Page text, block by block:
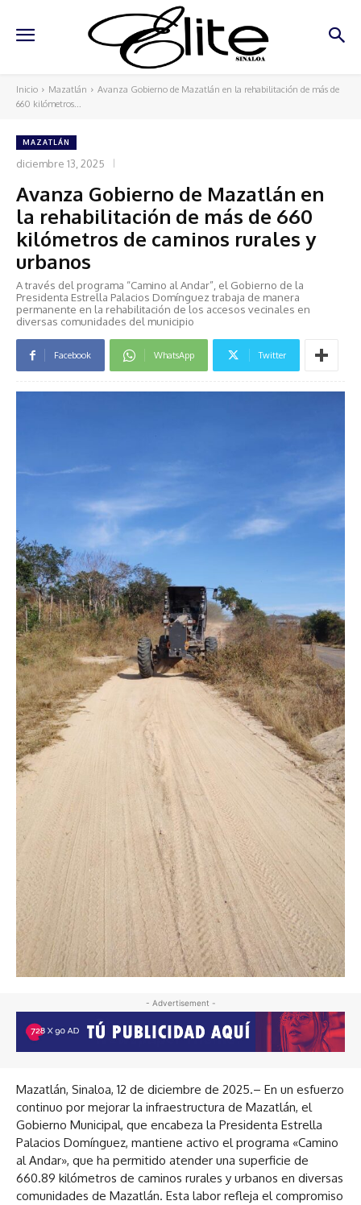
Inicio Mazatlán
Avanza Gobierno de Mazatlán en la rehabilitación de más de
660 kilómetros...
MAZATLÁN
diciembre 13, 2025
Avanza Gobierno de Mazatlán en
la rehabilitación de más de 660
kilómetros de caminos rurales y
urbanos
A través del programa “Camino al Andar”, el Gobierno de la
Presidenta Estrella Palacios Domínguez trabaja de manera
permanente en la rehabilitación de los accesos vecinales en
diversas comunidades del municipio
Facebook WhatsApp Twitter
- Advertisement -
Mazatlán, Sinaloa, 12 de diciembre de 2025.– En un esfuerzo
continuo por mejorar la infraestructura de Mazatlán, el
Gobierno Municipal, que encabeza la Presidenta Estrella
Palacios Domínguez, mantiene activo el programa «Camino
al Andar», que ha permitido atender una superficie de
660.89 kilómetros de caminos rurales y urbanos en diversas
comunidades de Mazatlán. Esta labor refleja el compromiso